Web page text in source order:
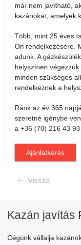
Vissza
már nem javítható,
kazánokat, amelyek
Több, mint 25 éves
Ön rendelkezésére.
adunk. A
helyszínen
minden szükséges
rendelkeznek a
Ránk az év 365
szeretné igénybe
a +36 (70) 216 43
Ajánlatkérés
Kazán javítás
Cégünk vállalja